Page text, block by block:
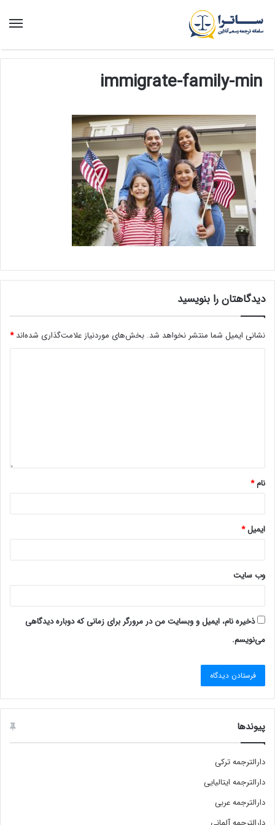
منو
immigrate-family-min
دیدگاهتان را بنویسید
نشانی ایمیل شما منتشر نخواهد شد. بخش‌های موردنیاز علامت‌گذاری شده‌اند*
نام*
ایمیل*
وب‌ سایت
ذخیره نام، ایمیل و وبسایت من در مرورگر برای زمانی که دوباره دیدگاهی
می‌نویسم.
پیوندها
دارالترجمه ترکی
دارالترجمه ایتالیایی
دارالترجمه عربی